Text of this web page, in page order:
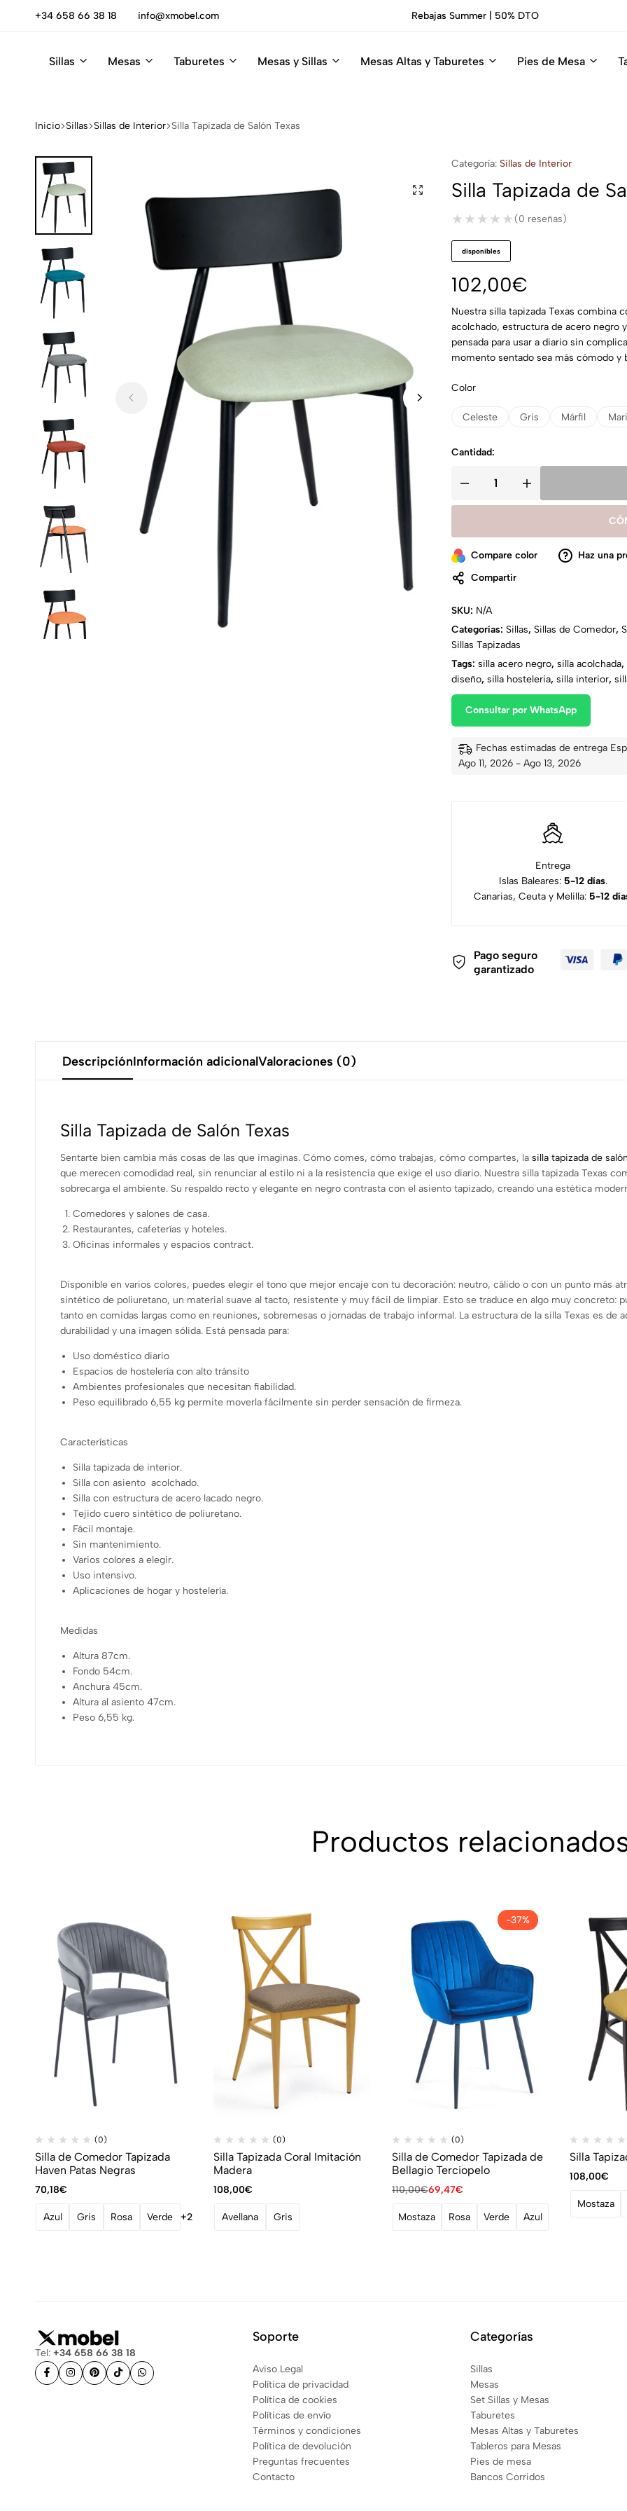
+34 658 66 38 18 info@xmobel.com Rebajas Summer | 50% DTO
Sillas Mesas Taburetes Mesas y Sillas Mesas Altas y Taburetes Pies de Mesa
Inicio Sillas Sillas de Interior Silla Tapizada de Salón Texas
Categoría: Sillas de Interior
Silla Tapizada de
★★★★★
★★★★★ (0 reseñas)
disponibles
102,00€
Nuestra silla tapizada Texas combina
acolchado, estructura de acero negro
pensada para usar a diario sin
momento sentado sea más cómodo y
Color
Celeste Gris Márfil
Cantidad:
Compare color
Haz una
Compartir
SKU: N/A
Categorías: Sillas, Sillas de Comedor,
Sillas Tapizadas
Tags: silla acero negro, silla acolchada,
diseño, silla hosteleria, silla interior,
Consultar por WhatsApp
Fechas estimadas de entrega
Ago 11, 2026 - Ago 13, 2026
Entrega
Islas Baleares: 5-12 días.
Canarias, Ceuta y Melilla: 5-12
Pago seguro
garantizado
DescripciónInformación adicionalValoraciones (0)
Silla Tapizada de Salón Texas
Sentarte bien cambia más cosas de las que imaginas. Cómo comes, cómo trabajas, cómo compartes, la silla tapizada de
que merecen comodidad real, sin renunciar al estilo ni a la resistencia que exige el uso diario. Nuestra silla tapizada Texas
sobrecarga el ambiente. Su respaldo recto y elegante en negro contrasta con el asiento tapizado, creando una estética
Comedores y salones de casa.
Restaurantes, cafeterías y hoteles.
Oficinas informales y espacios contract.
Disponible en varios colores, puedes elegir el tono que mejor encaje con tu decoración: neutro, cálido o con un punto más
sintético de poliuretano, un material suave al tacto, resistente y muy fácil de limpiar. Esto se traduce en algo muy concreto:
tanto en comidas largas como en reuniones, sobremesas o jornadas de trabajo informal. La estructura de la silla Texas es de
durabilidad y una imagen sólida. Está pensada para:
Uso doméstico diario
Espacios de hostelería con alto tránsito
Ambientes profesionales que necesitan fiabilidad.
Peso equilibrado 6,55 kg permite moverla fácilmente sin perder sensación de firmeza.
Características
Silla tapizada de interior.
Silla con asiento acolchado.
Silla con estructura de acero lacado negro.
Tejido cuero sintético de poliuretano.
Fácil montaje.
Sin mantenimiento.
Varios colores a elegir.
Uso intensivo.
Aplicaciones de hogar y hostelería.
Medidas
Altura 87cm.
Fondo 54cm.
Anchura 45cm.
Altura al asiento 47cm.
Peso 6,55 kg.
Productos
(0)
Silla de Comedor Tapizada
Haven Patas Negras
70,18€
Azul Gris Rosa Verde +2
(0)
Silla Tapizada Coral Imitación
Madera
108,00€
Avellana Gris
-37%
(0)
Silla de Comedor Tapizada de
Bellagio Terciopelo
110,00€69,47€
Mostaza Rosa Verde Azul
Silla
108,00€
Mostaza
Tel: +34 658 66 38 18
Soporte
Aviso Legal
Política de privacidad
Política de cookies
Políticas de envío
Términos y condiciones
Política de devolución
Preguntas frecuentes
Contacto
Categorías
Sillas
Mesas
Set Sillas y Mesas
Taburetes
Mesas Altas y Taburetes
Tableros para Mesas
Pies de mesa
Bancos Corridos